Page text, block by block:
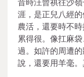
涯，是正兒八經
農活，還要時不
累得很。像扛麻
過。如許的周遭
說，還要用羊毫。